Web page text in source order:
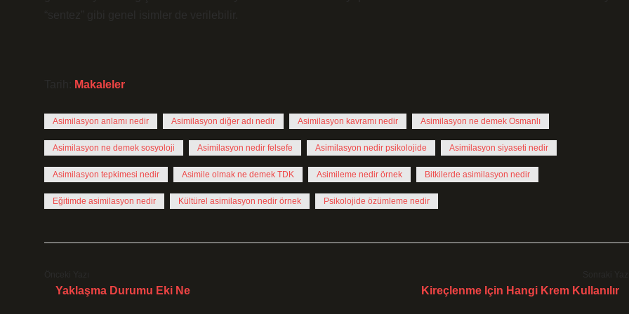
Makaleler
Asimilasyon anlamı nedir Asimilasyon diğer adı nedir Asimilasyon kavramı nedir Asimilasyon ne demek Osmanlı
Asimilasyon ne demek sosyoloji Asimilasyon nedir felsefe Asimilasyon nedir psikolojide Asimilasyon siyaseti nedir
Asimilasyon tepkimesi nedir Asimile olmak ne demek TDK Asimileme nedir örnek Bitkilerde asimilasyon nedir
Eğitimde asimilasyon nedir Kültürel asimilasyon nedir örnek Psikolojide özümleme nedir
Yaklaşma Durumu Eki Ne Kireçlenme Için Hangi Krem Kullanılır